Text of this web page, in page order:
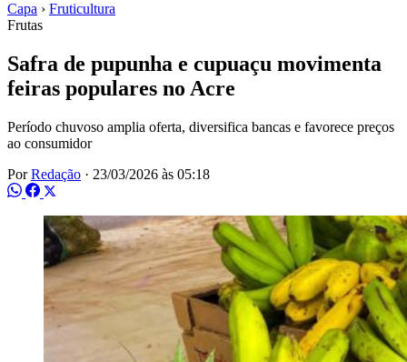
Capa › Fruticultura
Frutas
Safra de pupunha e cupuaçu movimenta
feiras populares no Acre
Período chuvoso amplia oferta, diversifica bancas e favorece preços
ao consumidor
PorRedação · 23/03/2026 às 05:18